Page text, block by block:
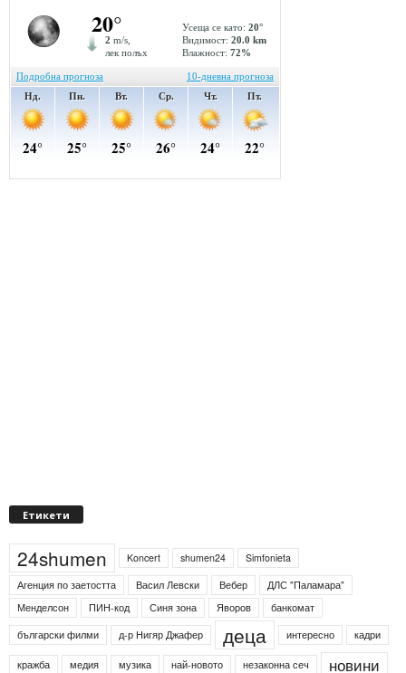
Етикети
24shumen Koncert shumen24
Simfonieta
Агенция по заетостта
Васил Левски Вебер
ДЛС "Паламара"
Менделсон
ПИН-код Синя зона Яворов
банкомат
български филми
д-р Нигяр Джафер деца интересно кадри
кражба медия музика най-новото незаконна сеч новини